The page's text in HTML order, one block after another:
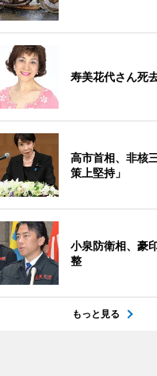
寿美花代さん死
高市首相、非核
策上堅持」
小泉防衛相、豪
整
もっと見る